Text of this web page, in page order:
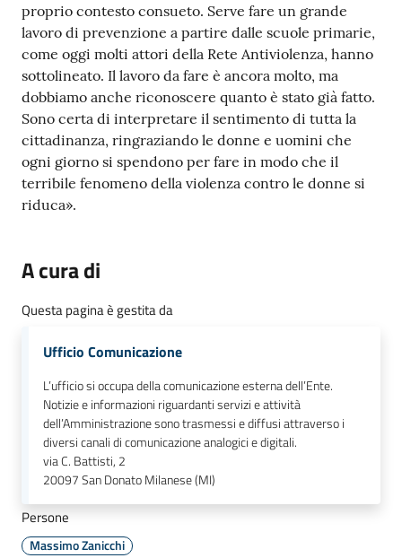
proprio contesto consueto. Serve fare un grande
lavoro di prevenzione a partire dalle scuole primarie,
come oggi molti attori della Rete Antiviolenza, hanno
sottolineato. Il lavoro da fare è ancora molto, ma
dobbiamo anche riconoscere quanto è stato già fatto.
Sono certa di interpretare il sentimento di tutta la
cittadinanza, ringraziando le donne e uomini che
ogni giorno si spendono per fare in modo che il
terribile fenomeno della violenza contro le donne si
riduca».
A cura di
Questa pagina è gestita da
Ufficio Comunicazione
L’ufficio si occupa della comunicazione esterna dell’Ente.
Notizie e informazioni riguardanti servizi e attività
dell’Amministrazione sono trasmessi e diffusi attraverso i
diversi canali di comunicazione analogici e digitali.
via C. Battisti, 2
20097San Donato Milanese (MI)
Persone
Massimo Zanicchi